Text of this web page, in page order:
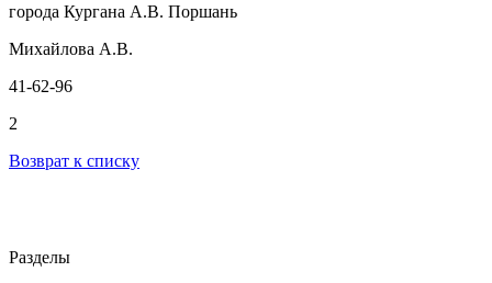
города Кургана А.В. Поршань
Михайлова А.В.
41-62-96
2
Возврат к списку
Разделы